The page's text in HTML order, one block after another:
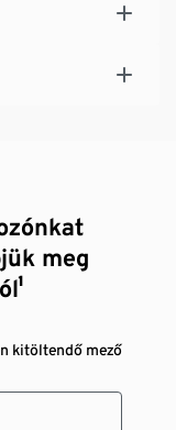
meg
kitöltendő mező